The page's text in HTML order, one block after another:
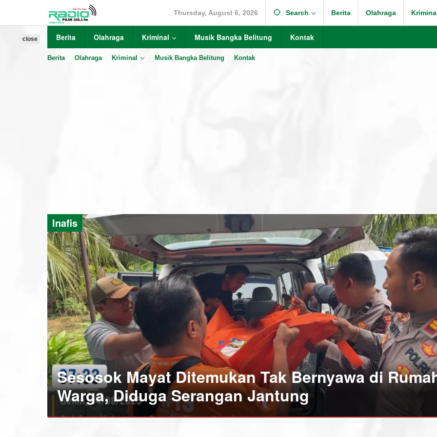
content
Thursday, August 6, 2026 Search Berita Olahraga
Berita Olahraga Kriminal Musik Bangka Belitung Kontak
Berita Olahraga Kriminal Musik Bangka Belitung Kontak
close
Sesosok Mayat Ditemukan Tak Bernyawa di
Warga, Diduga Serangan Jantung
Inafis